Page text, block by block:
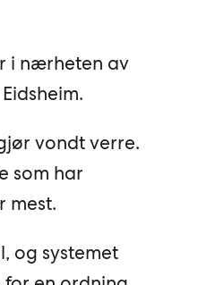
i nærheten av
vondt verre.
som har
mest.
og systemet